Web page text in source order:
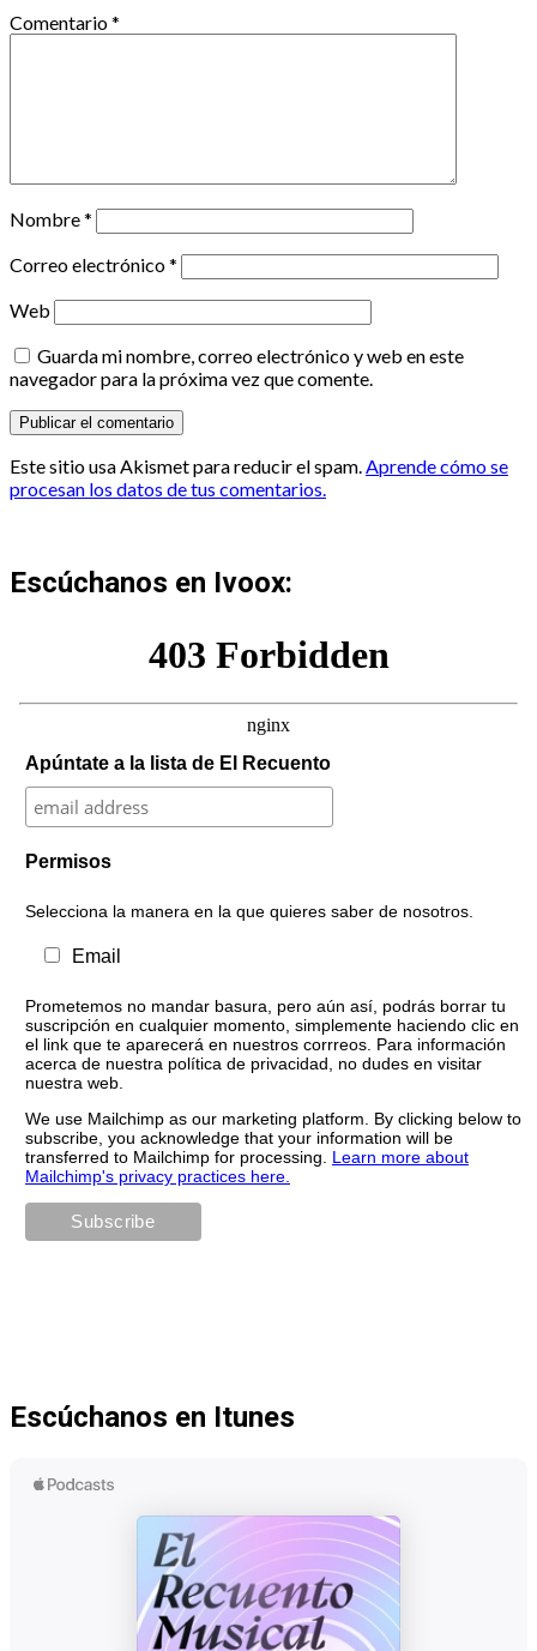
Comentario*
Nombre*
Correo electrónico*
Web
Guarda mi nombre, correo electrónico y web en este
navegador para la próxima vez que comente.
Este sitio usa Akismet para reducir el spam.Aprende cómo se
procesan los datos de tus comentarios.
Escúchanos en Ivoox:
Apúntate a la lista de El Recuento
Permisos
Selecciona la manera en la que quieres saber de nosotros.
Email
Prometemos no mandar basura, pero aún así, podrás borrar tu
suscripción en cualquier momento, simplemente haciendo clic en
el link que te aparecerá en nuestros corrreos. Para información
acerca de nuestra política de privacidad, no dudes en visitar
nuestra web.
We use Mailchimp as our marketing platform. By clicking below to
subscribe, you acknowledge that your information will be
transferred to Mailchimp for processing. Learn more about
Mailchimp's privacy practices here.
Escúchanos en Itunes